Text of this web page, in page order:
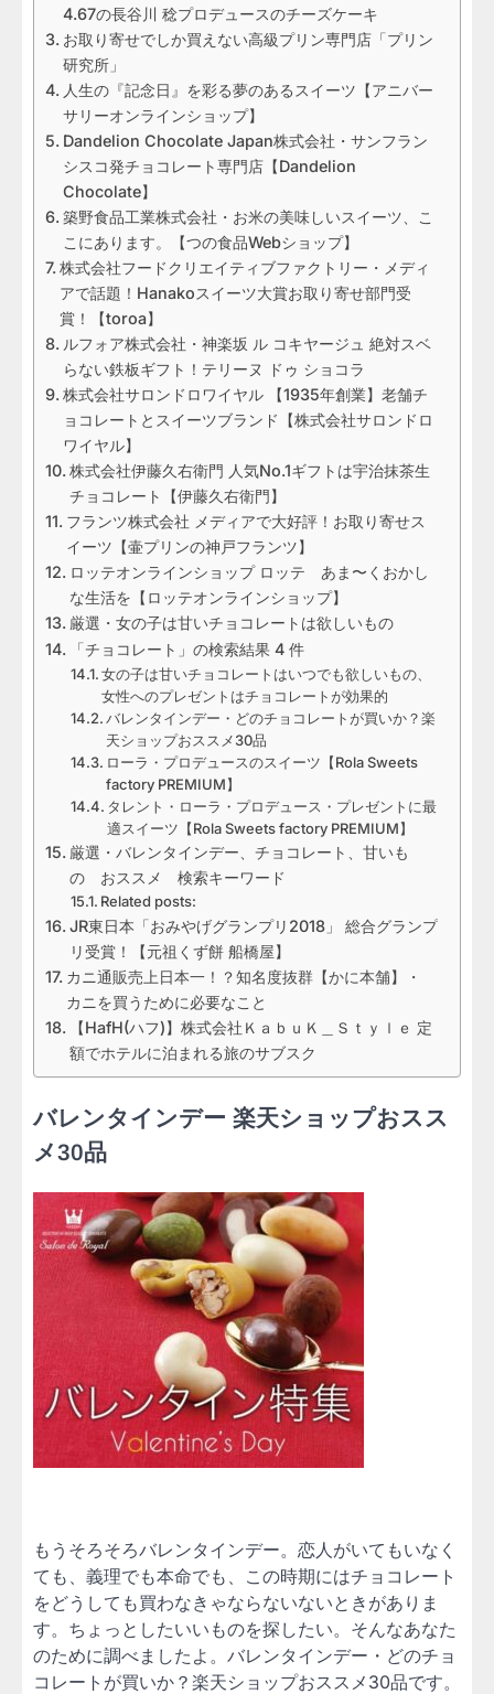
4.67の長谷川 稔プロデュースのチーズケーキ
お取り寄せでしか買えない高級プリン専門店「プリン
研究所」
人生の『記念日』を彩る夢のあるスイーツ【アニバー
サリーオンラインショップ】
Dandelion Chocolate Japan株式会社・サンフラン
シスコ発チョコレート専門店【Dandelion
Chocolate】
築野食品工業株式会社・お米の美味しいスイーツ、こ
こにあります。【つの食品Webショップ】
株式会社フードクリエイティブファクトリー・メディ
アで話題！Hanakoスイーツ大賞お取り寄せ部門受
賞！【toroa】
ルフォア株式会社・神楽坂 ル コキヤージュ 絶対スベ
らない鉄板ギフト！テリーヌ ドゥ ショコラ
株式会社サロンドロワイヤル 【1935年創業】老舗チ
ョコレートとスイーツブランド【株式会社サロンドロ
ワイヤル】
株式会社伊藤久右衛門 人気No.1ギフトは宇治抹茶生
チョコレート【伊藤久右衛門】
フランツ株式会社 メディアで大好評！お取り寄せス
イーツ【壷プリンの神戸フランツ】
ロッテオンラインショップ ロッテ あま〜くおかし
な生活を【ロッテオンラインショップ】
厳選・女の子は甘いチョコレートは欲しいもの
「チョコレート」の検索結果 4 件
女の子は甘いチョコレートはいつでも欲しいもの、
女性へのプレゼントはチョコレートが効果的
バレンタインデー・どのチョコレートが買いか？楽
天ショップおススメ30品
ローラ・プロデュースのスイーツ【Rola Sweets
factory PREMIUM】
タレント・ローラ・プロデュース・プレゼントに最
適スイーツ【Rola Sweets factory PREMIUM】
厳選・バレンタインデー、チョコレート、甘いも
の おススメ 検索キーワード
Related posts:
JR東日本「おみやげグランプリ2018」 総合グランプ
リ受賞！【元祖くず餅 船橋屋】
カニ通販売上日本一！？知名度抜群【かに本舗】・
カニを買うために必要なこと
【HafH(ハフ)】株式会社ＫａｂｕＫ＿Ｓｔｙｌｅ 定
額でホテルに泊まれる旅のサブスク
バレンタインデー 楽天ショップおスス
メ30品
もうそろそろバレンタインデー。恋人がいてもいなく
ても、義理でも本命でも、この時期にはチョコレート
をどうしても買わなきゃならないないときがありま
す。ちょっとしたいいものを探したい。そんなあなた
のために調べましたよ。バレンタインデー・どのチョ
コレートが買いか？楽天ショップおススメ30品です。